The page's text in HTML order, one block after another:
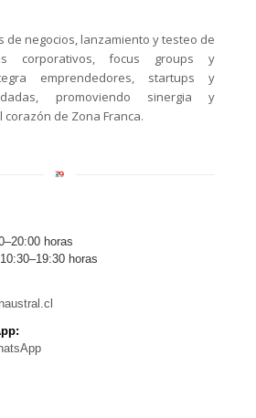
de negocios, lanzamiento y testeo de
corporativos, focus groups y
emprendedores, startups y
promoviendo sinergia y
de Zona Franca.
horas
horas